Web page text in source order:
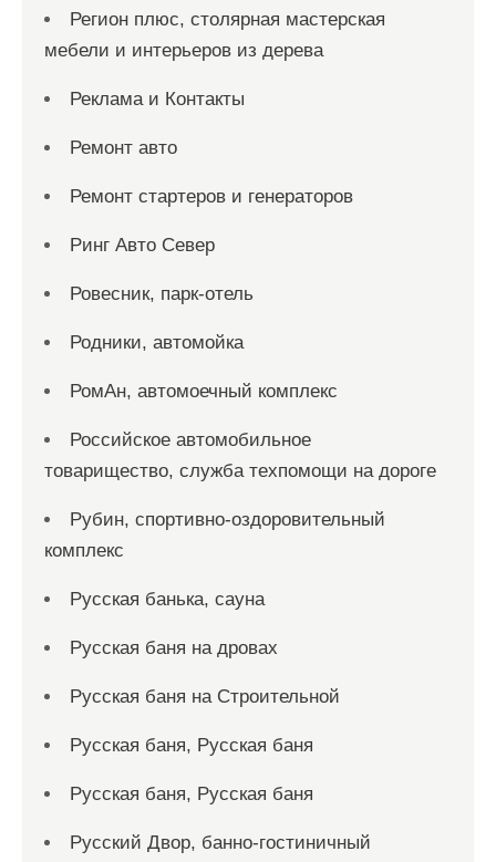
Регион плюс, столярная мастерская
мебели и интерьеров из дерева
Реклама и Контакты
Ремонт авто
Ремонт стартеров и генераторов
Ринг Авто Север
Ровесник, парк-отель
Родники, автомойка
РомАн, автомоечный комплекс
Российское автомобильное
товарищество, служба техпомощи на дороге
Рубин, спортивно-оздоровительный
комплекс
Русская банька, сауна
Русская баня на дровах
Русская баня на Строительной
Русская баня, Русская баня
Русская баня, Русская баня
Русский Двор, банно-гостиничный